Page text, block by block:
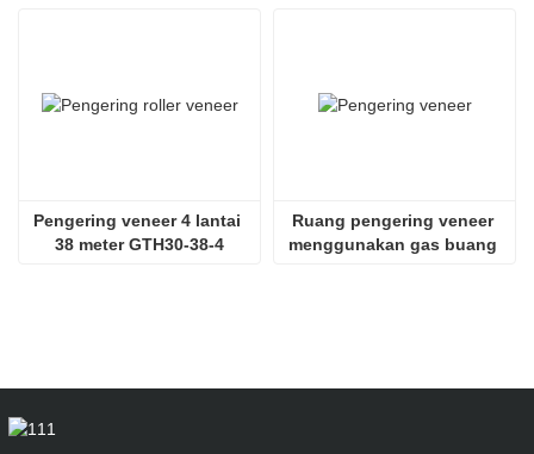
Pengering veneer 4 lantai
38 meter GTH30-38-4
Ruang pengering veneer
menggunakan gas buang